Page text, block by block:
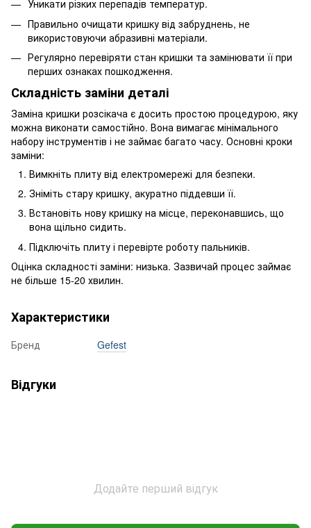
Уникати різких перепадів температур.
Правильно очищати кришку від забруднень, не
використовуючи абразивні матеріали.
Регулярно перевіряти стан кришки та замінювати її при
перших ознаках пошкодження.
Складність заміни деталі
Заміна кришки розсікача є досить простою процедурою, яку
можна виконати самостійно. Вона вимагає мінімального
набору інструментів і не займає багато часу. Основні кроки
заміни:
Вимкніть плиту від електромережі для безпеки.
Зніміть стару кришку, акуратно піддевши її.
Встановіть нову кришку на місце, переконавшись, що
вона щільно сидить.
Підключіть плиту і перевірте роботу пальників.
Оцінка складності заміни: низька. Зазвичай процес займає
не більше 15-20 хвилин.
Характеристики
Бренд Gefest
Відгуки
Додайте перший відгук